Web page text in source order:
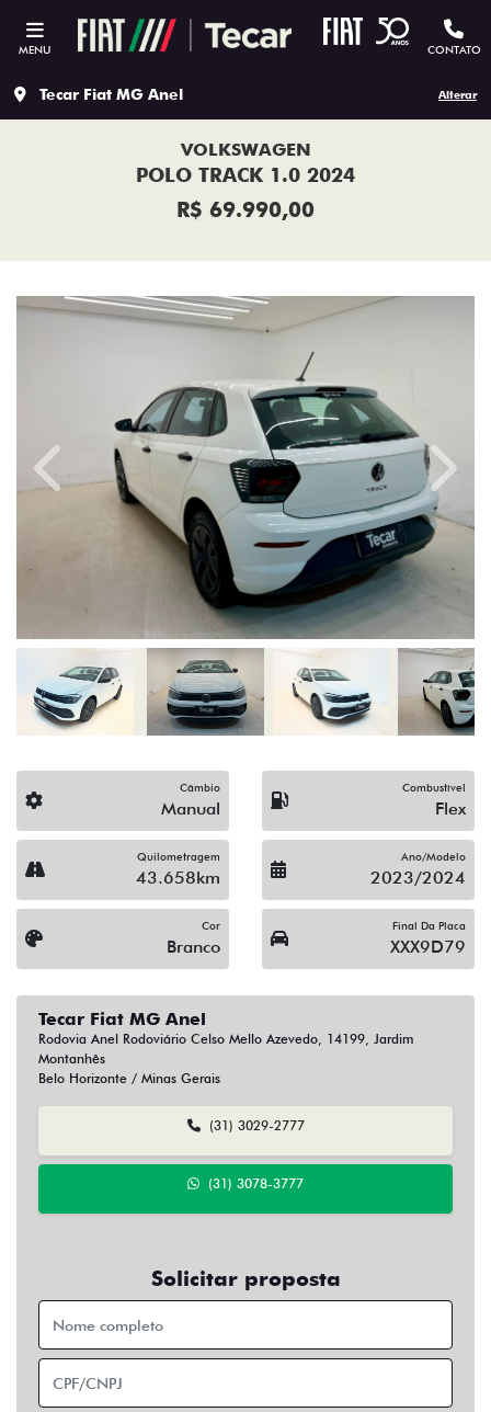
MENU CONTATO
Tecar Fiat MG Anel Alterar
VOLKSWAGEN
POLO TRACK 1.0 2024
R$ 69.990,00
Previous Next
Câmbio
Manual
Combustível
Flex
Quilometragem
43.658km
Ano/Modelo
2023/2024
Cor
Branco
Final Da Placa
XXX9D79
Tecar Fiat MG Anel
Rodovia Anel Rodoviário Celso Mello Azevedo, 14199, Jardim
Montanhês
Belo Horizonte / Minas Gerais
(31) 3029-2777
(31) 3078-3777
Solicitar proposta